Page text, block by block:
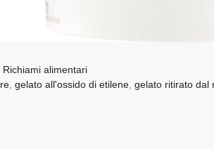
Richiami alimentari
,gelato all'ossido di etilene ,gelato ritirato dal